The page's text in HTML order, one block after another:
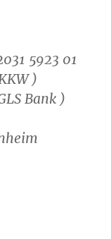
5923 01
)
Bank )